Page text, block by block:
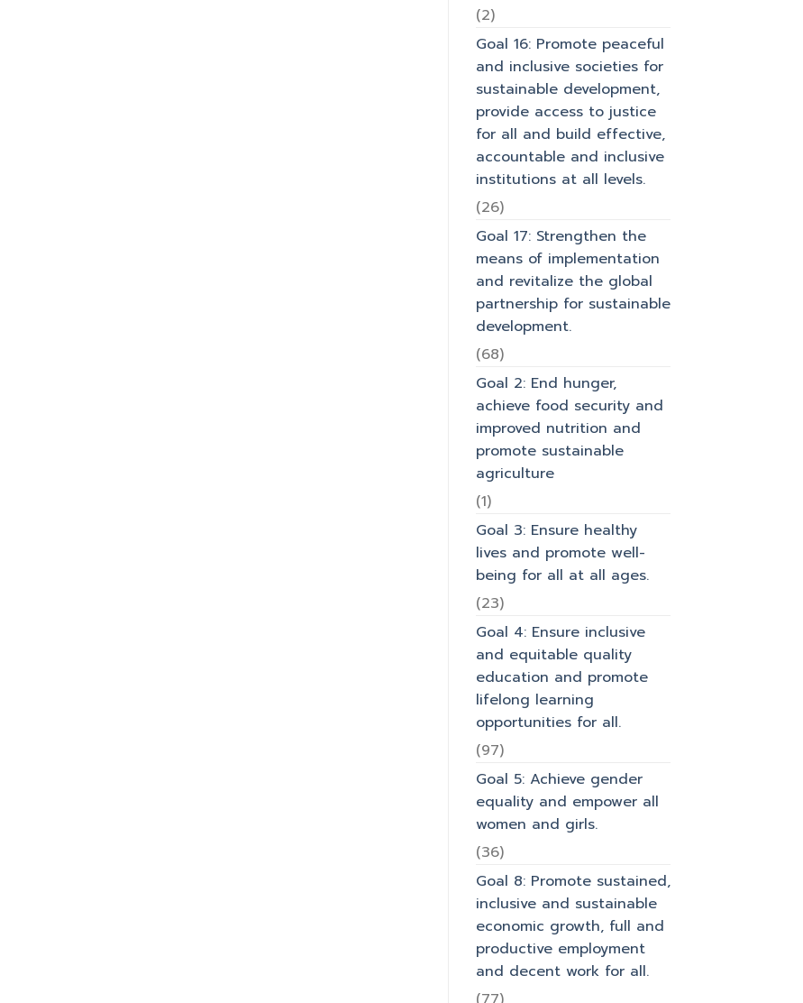
(2)
Goal 16: Promote peaceful
and inclusive societies for
sustainable development,
provide access to justice
for all and build effective,
accountable and inclusive
institutions at all levels.
(26)
Goal 17: Strengthen the
means of implementation
and revitalize the global
partnership for sustainable
development.
(68)
Goal 2: End hunger,
achieve food security and
improved nutrition and
promote sustainable
agriculture
(1)
Goal 3: Ensure healthy
lives and promote well-
being for all at all ages.
(23)
Goal 4: Ensure inclusive
and equitable quality
education and promote
lifelong learning
opportunities for all.
(97)
Goal 5: Achieve gender
equality and empower all
women and girls.
(36)
Goal 8: Promote sustained,
inclusive and sustainable
economic growth, full and
productive employment
and decent work for all.